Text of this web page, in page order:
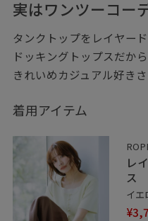
実はワンツーコー
タンクトップをレイヤー
ドッキングトップスだか
きれいめカジュアル好き
着用アイテム
レ
ス
イエ